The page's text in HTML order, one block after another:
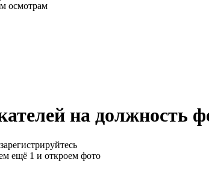
осмотрам
на должность
ещё 1 и откроем фото